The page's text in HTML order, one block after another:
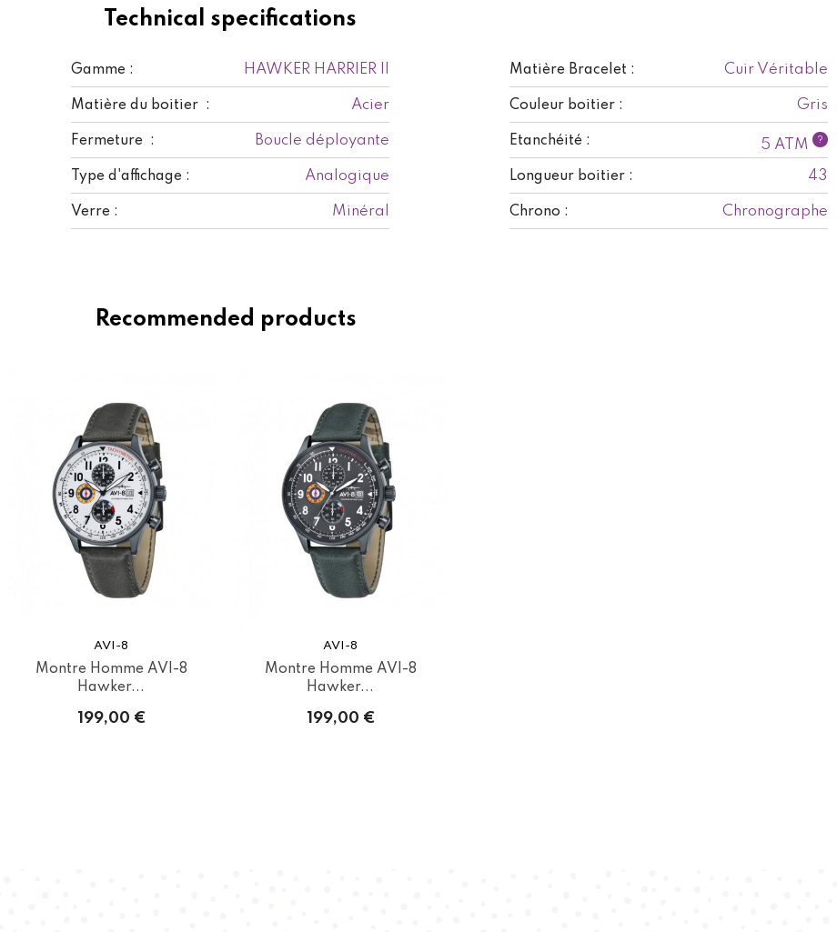
Technical specifications
Gamme : HAWKER HARRIER II Matière Bracelet : Cuir Véritable
Matière du boitier : Acier Couleur boitier : Gris
Fermeture : Boucle déployante Etanchéité : 5 ATM ?
Type d'affichage : Analogique Longueur boitier : 43
Verre : Minéral Chrono : Chronographe
Recommended products
AVI-8
Montre Homme AVI-8
Hawker...
199,00 €
AVI-8
Montre Homme AVI-8
Hawker...
199,00 €